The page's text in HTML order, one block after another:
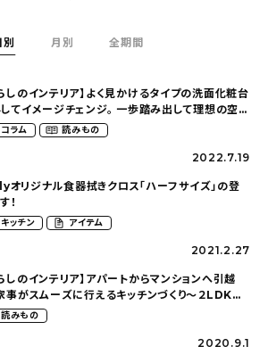
別 月別 全期間
しのインテリア】よく見かけるタイプの洗面化粧台
てイメージチェンジ。 一歩踏み出して理想の空間
１２年の建売住宅をDIYする暮らし
さん）
コラム 読みもの
2022.7.19
リジナル食器拭きクロス「ハーフサイズ」の登
！
キッチン アイテム
2021.2.27
しのインテリア】アパートからマンションへ引越
事がスムーズに行えるキッチンづくり〜２LDKの
らし（mari_ppe_さん）
読みもの
2020.9.1